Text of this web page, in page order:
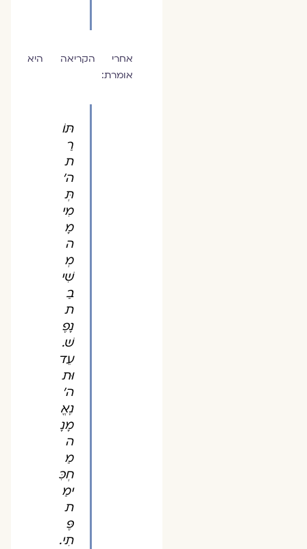
אחרי הקריאה היא
אומרת:
תּוֹ
רַ
ת
ה'
תְּ
מִי
מָ
ה
מְ
שִׁי
בַ
ת
נָפֶ
שׁ.
עֵד
וּת
ה'
נֶאֱ
מָנָ
ה
מַ
חְכִּ
ימַ
ת
פֶּ
תִי.